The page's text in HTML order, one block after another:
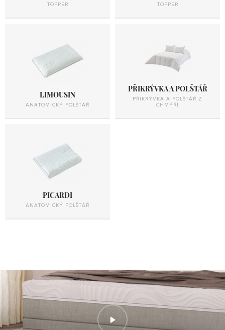
TOPPER TOPPER
LIMOUSIN
ANATOMICKÝ POLŠTÁŘ
PŘIKRÝVKA A POLŠTÁŘ
PŘIKRÝVKA A POLŠTÁŘ Z
CHMÝŘÍ
PICARDI
ANATOMICKÝ POLŠTÁŘ